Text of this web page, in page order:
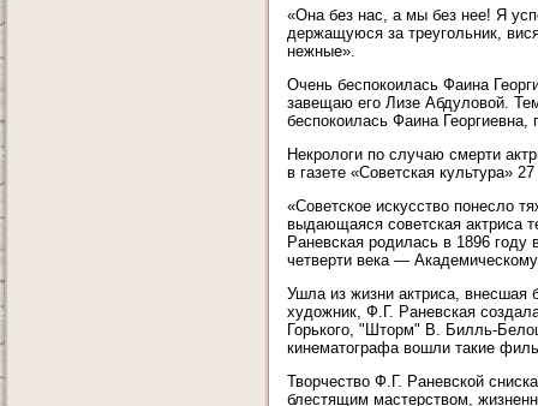
«Она без нас, а мы без нее! Я
держащуюся за треугольник,
нежные».
Очень беспокоилась Фаина
завещаю его Лизе Абдуловой.
беспокоилась Фаина
Некрологи по случаю смерти
в газете «Советская культура»
«Советское искусство понесло
выдающаяся советская актриса
Раневская родилась в 1896 году
четверти века —
Ушла из жизни актриса, внесшая
художник, Ф.Г. Раневская
Горького, "Шторм" В. Билль-
кинематографа вошли такие
Творчество Ф.Г. Раневской
блестящим мастерством,